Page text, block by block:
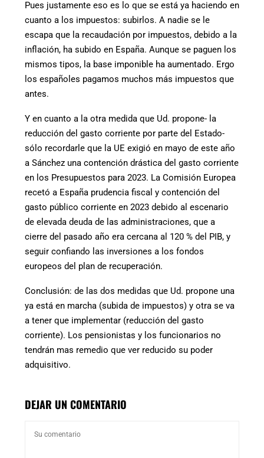
Pues justamente eso es lo que se está ya haciendo en
cuanto a los impuestos: subirlos. A nadie se le
escapa que la recaudación por impuestos, debido a la
inflación, ha subido en España. Aunque se paguen los
mismos tipos, la base imponible ha aumentado. Ergo
los españoles pagamos muchos más impuestos que
antes.
Y en cuanto a la otra medida que Ud. propone- la
reducción del gasto corriente por parte del Estado-
sólo recordarle que la UE exigió en mayo de este año
a Sánchez una contención drástica del gasto corriente
en los Presupuestos para 2023. La Comisión Europea
recetó a España prudencia fiscal y contención del
gasto público corriente en 2023 debido al escenario
de elevada deuda de las administraciones, que a
cierre del pasado año era cercana al 120 % del PIB, y
seguir confiando las inversiones a los fondos
europeos del plan de recuperación.
Conclusión: de las dos medidas que Ud. propone una
ya está en marcha (subida de impuestos) y otra se va
a tener que implementar (reducción del gasto
corriente). Los pensionistas y los funcionarios no
tendrán mas remedio que ver reducido su poder
adquisitivo.
DEJAR UN COMENTARIO